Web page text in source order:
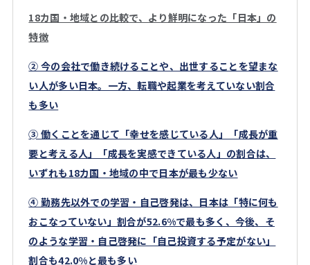
18カ国・地域との比較で、より鮮明になった「日本」の
特徴
② 今の会社で働き続けることや、出世することを望まな
い人が多い日本。一方、転職や起業を考えていない割合
も多い
➂ 働くことを通じて「幸せを感じている人」「成長が重
要と考える人」「成長を実感できている人」の割合は、
いずれも18カ国・地域の中で日本が最も少ない
④ 勤務先以外での学習・自己啓発は、日本は「特に何も
おこなっていない」割合が52.6%で最も多く、今後、そ
のような学習・自己啓発に「自己投資する予定がない」
割合も42.0%と最も多い